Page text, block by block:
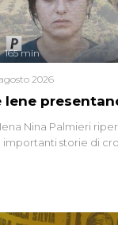
Iene
165 min
2026
Nina Palmieri
importanti storie di